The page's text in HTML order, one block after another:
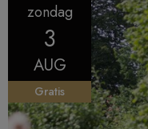
zondag
3
AUG
Gratis